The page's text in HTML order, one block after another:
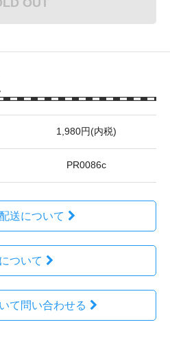
1,980円(内税)
PR0086c
送について
ついて
て問い合わせる